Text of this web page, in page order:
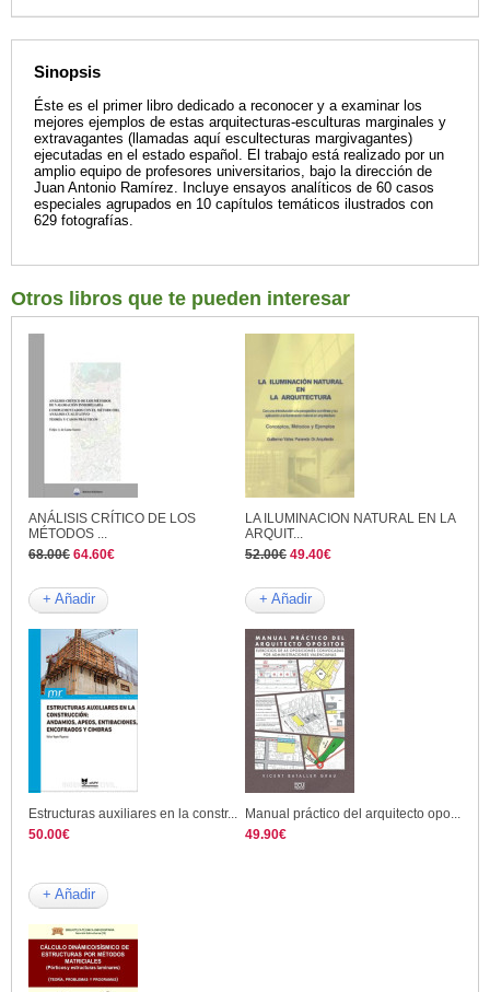
Sinopsis
Éste es el primer libro dedicado a reconocer y a examinar los
mejores ejemplos de estas arquitecturas-esculturas marginales y
extravagantes (llamadas aquí escultecturas margivagantes)
ejecutadas en el estado español. El trabajo está realizado por un
amplio equipo de profesores universitarios, bajo la dirección de
Juan Antonio Ramírez. Incluye ensayos analíticos de 60 casos
especiales agrupados en 10 capítulos temáticos ilustrados con
629 fotografías.
Otros libros que te pueden interesar
ANÁLISIS CRÍTICO DE LOS
MÉTODOS ...
68.00€ 64.60€
+ Añadir
LA ILUMINACION NATURAL EN LA
ARQUIT...
52.00€ 49.40€
+ Añadir
Estructuras auxiliares en la constr...
50.00€
+ Añadir
Manual práctico del arquitecto opo...
49.90€